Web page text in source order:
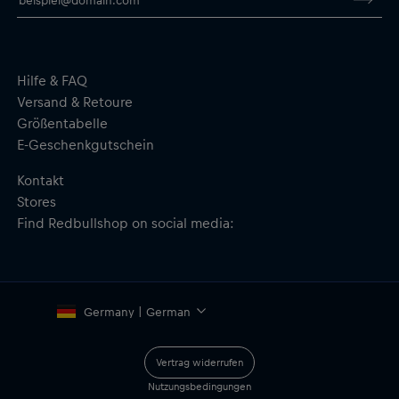
Für angenehmen Schreibkomfort gummiert
Hilfe & FAQ
Versand & Retoure
Größentabelle
E-Geschenkgutschein
Kontakt
Stores
Find Redbullshop on social media:
Germany | German
Vertrag widerrufen
Nutzungsbedingungen